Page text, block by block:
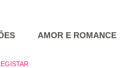
AMOR E ROMANCE